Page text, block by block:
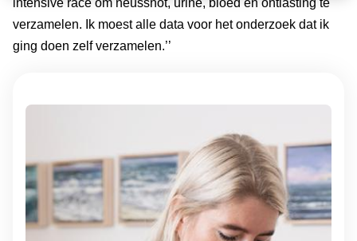
verzamelen. Ik moest alle data voor het onderzoek dat ik
ging doen zelf verzamelen.’’